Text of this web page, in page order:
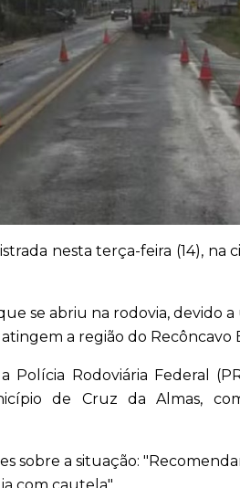
nesta terça-feira (14), na
se abriu na rodovia, devido a
a região do Recôncavo
Polícia Rodoviária Federal
de Cruz da Almas,
sobre a situação: